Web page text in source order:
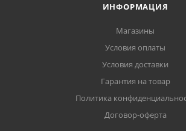
ИНФОРМАЦИЯ
Магазины
Условия оплаты
Условия доставки
Гарантия на товар
Политика
Договор-оферта